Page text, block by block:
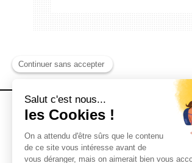
INSTRUCTION À
Si votre demande d’Instruction en
En effet, dès la première année d’IEF, le
menée« uniquement aux fins d’établir
dans la mesure compatible avec leur